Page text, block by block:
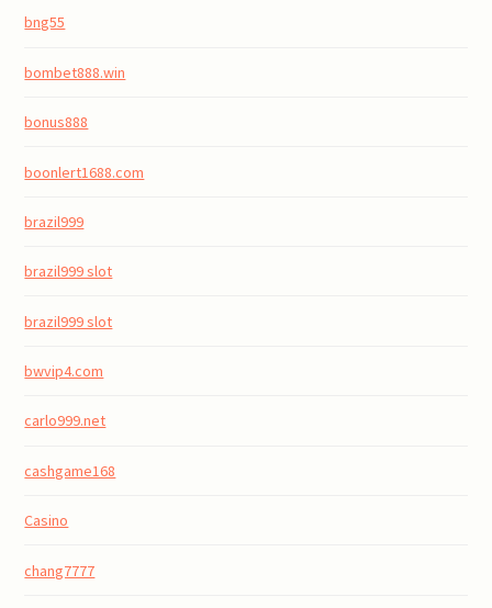
bng55
bombet888.win
bonus888
boonlert1688.com
brazil999
brazil999 slot
brazil999 slot
bwvip4.com
carlo999.net
cashgame168
Casino
chang7777